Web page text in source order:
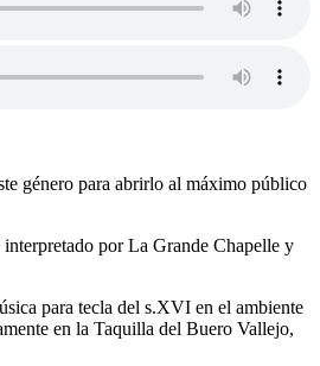
género para abrirlo al máximo público
por La Grande Chapelle y
para tecla del s.XVI en el ambiente
en la Taquilla del Buero Vallejo,